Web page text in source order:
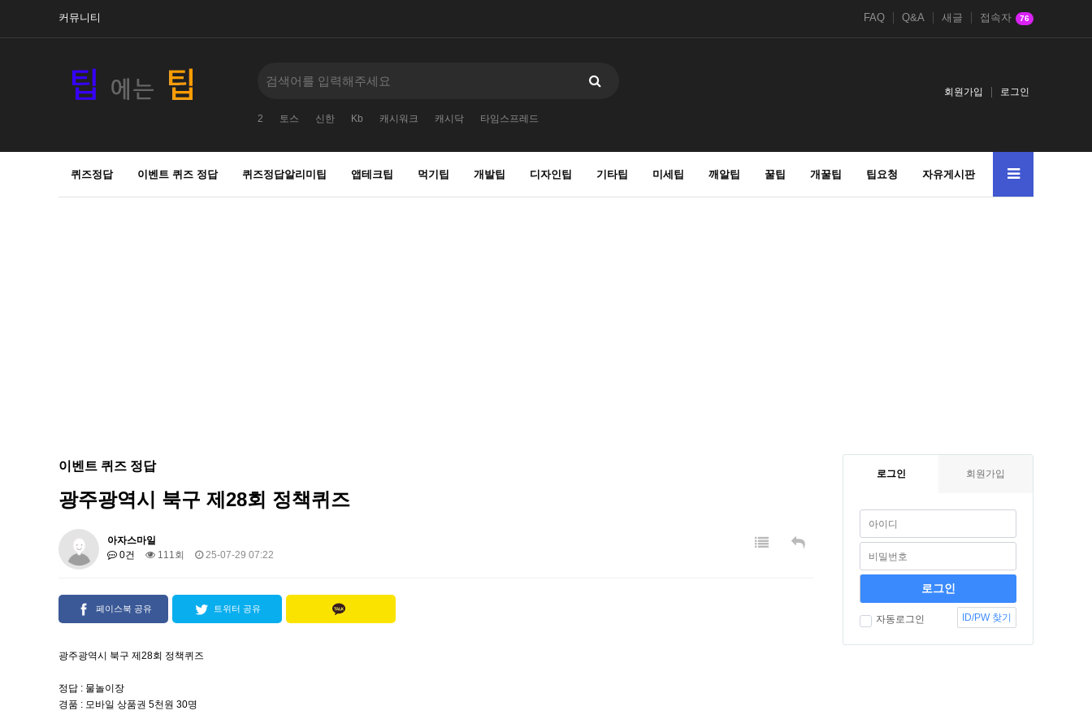
커뮤니티 FAQ Q&A 새글 접속자 76
2 토스 신한 Kb 캐시워크 캐시닥 타임스프레드
회원가입 로그인
퀴즈정답 이벤트 퀴즈 정답 퀴즈정답알리미팁 앱테크팁 먹기팁 개발팁 디자인팁 기타팁 미세팁 깨알팁 꿀팁 개꿀팁 팁요청 자유게시판
이벤트 퀴즈 정답
광주광역시 북구 제28회 정책퀴즈
아자스마일
0건
111회 25-07-29 07:22
페이스북 공유 트위터 공유
광주광역시 북구 제28회 정책퀴즈
정답 : 물놀이장
경품 : 모바일 상품권 5천원 30명
로그인 회원가입
자동로그인 ID/PW 찾기